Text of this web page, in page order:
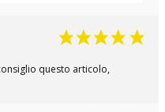
questo articolo,